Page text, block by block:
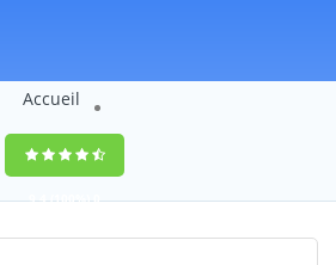
Accueil
9,4(100%)0
votes